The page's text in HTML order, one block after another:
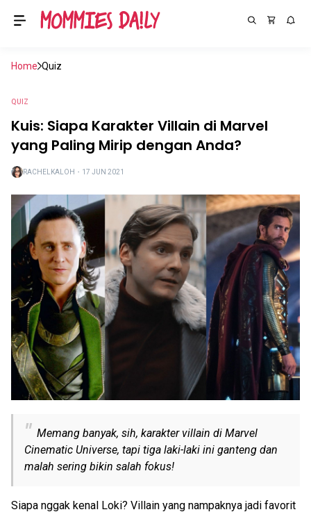
Home Quiz
QUIZ
Kuis: Siapa Karakter Villain di Marvel
yang Paling Mirip dengan Anda?
RACHELKALOH ・ 17 JUN 2021
Memang banyak, sih, karakter villain di Marvel
Cinematic Universe, tapi tiga laki-laki ini ganteng dan
malah sering bikin salah fokus!
Siapa nggak kenal Loki? Villain yang nampaknya jadi favorit